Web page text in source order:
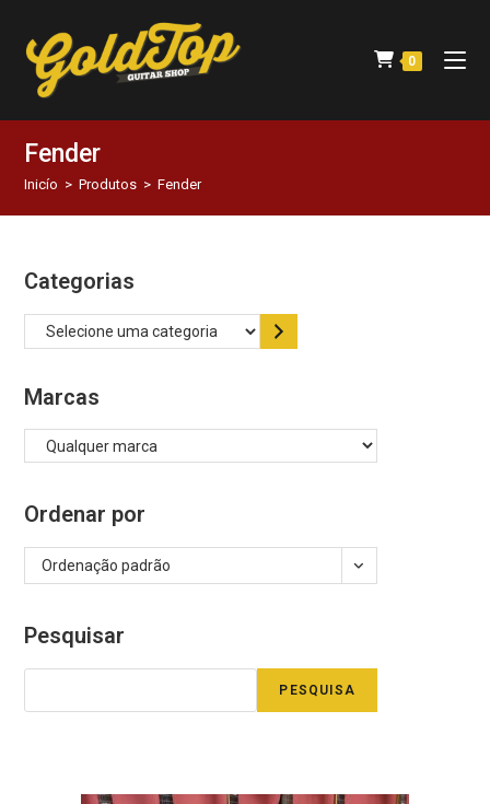
0
Fender
Inicío > Produtos > Fender
Categorias
Marcas
Ordenar por
Ordenação padrão
Pesquisar
PESQUISA